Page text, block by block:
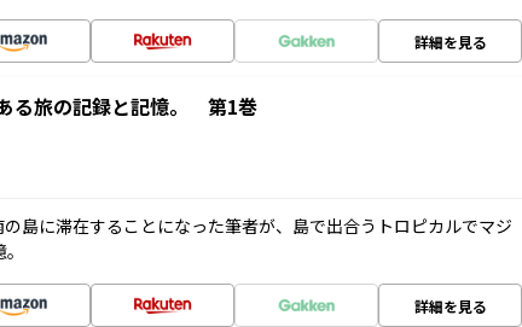
詳細を見る
る旅の記録と記憶。 第1巻
島に滞在することになった筆者が、島で出合うトロピカルでマジ
詳細を見る